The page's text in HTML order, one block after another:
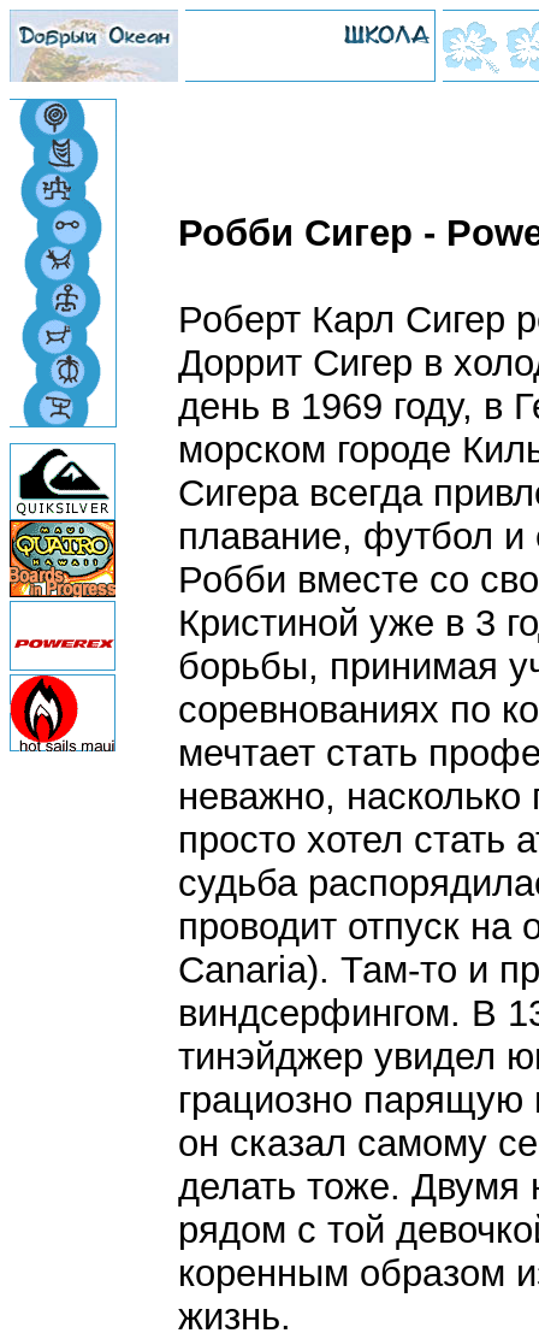
Робби Сигер -
Роберт Карл Сигер
Доррит Сигер в
день в 1969 году, в
морском городе
Сигера всегда
плавание, футбол и
Робби вместе со
Кристиной уже в 3
борьбы, принимая
соревнованиях по
мечтает стать
неважно, насколько
просто хотел стать
судьба
проводит отпуск на
Canaria). Там-то и
виндсерфингом. В
тинэйджер увидел
грациозно
он сказал самому
делать тоже. Двумя
рядом с той
коренным образом
жизнь.